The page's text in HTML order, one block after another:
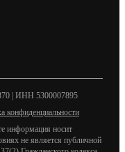
| ИНН 5300007895
конфиденциальности
информация носит
не является публичной